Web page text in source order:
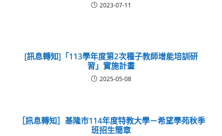
2023-07-11
[訊息轉知]「113學年度第2次種子教師增能培訓研
習」實施計畫
2025-05-08
［訊息轉知］基隆市114年度特教大學－希望學苑秋季
班招生簡章